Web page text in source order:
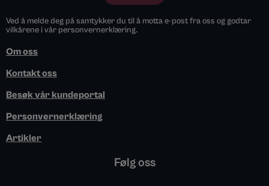
Ved å melde deg på samtykker du til å motta e-post fra oss og godtar
vilkårene i vår personvernerklæring.
Om oss
Kontakt oss
Besøk vår kundeportal
Personvernerklæring
Artikler
Følg oss